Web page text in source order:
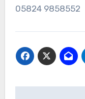
05824 9858552